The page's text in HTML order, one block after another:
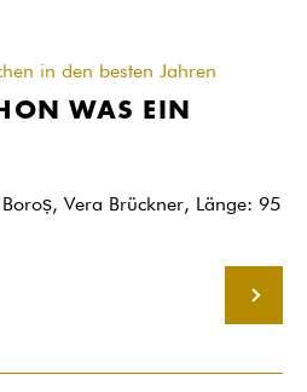
in den besten Jahren
WAS EIN
Vera Brückner, Länge: 95